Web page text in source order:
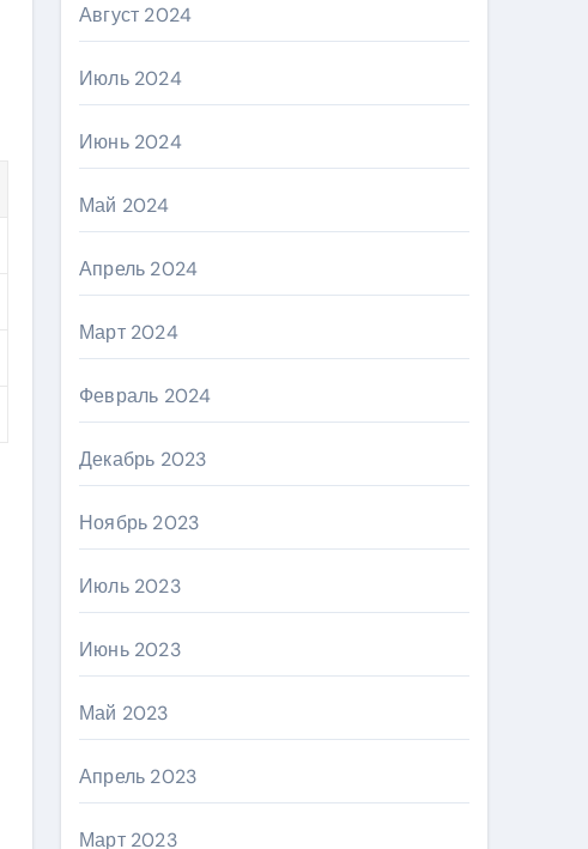
Август 2024
Июль 2024
Июнь 2024
Май 2024
Апрель 2024
Март 2024
Февраль 2024
Декабрь 2023
Ноябрь 2023
Июль 2023
Июнь 2023
Май 2023
Апрель 2023
Март 2023